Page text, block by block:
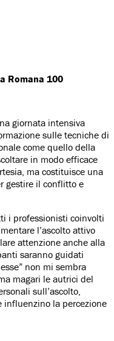
Romana 100
giornata intensiva
sulle tecniche di
come quello della
in modo efficace
ma costituisce una
gestire il conflitto e
i professionisti coinvolti
l’ascolto attivo
attenzione anche alla
saranno guidati
non mi sembra
magari le autrici del
sull’ascolto,
influenzino la percezione